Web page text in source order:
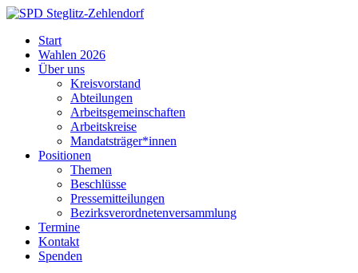
Skip
content
Steglitz-
Zehlendorf
Start
Wahlen 2026
Über uns
Kreisvorstand
Abteilungen
Arbeitsgemeinschaften
Arbeitskreise
Mandatsträger*innen
Positionen
Themen
Beschlüsse
Pressemitteilungen
Bezirksverordnetenversammlung
Termine
Kontakt
Spenden